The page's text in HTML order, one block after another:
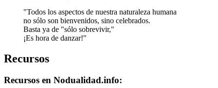
"Todos los aspectos de nuestra naturaleza humana
no sólo son bienvenidos, sino celebrados.
Basta ya de "sólo sobrevivir,"
¡Es hora de danzar!"
Recursos
Recursos en Nodualidad.info: